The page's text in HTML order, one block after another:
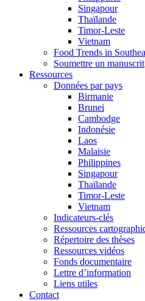
Singapour
Thaïlande
Timor-Leste
Vietnam
Food Trends in
Soumettre un manuscrit
Ressources
Données par pays
Birmanie
Brunei
Cambodge
Indonésie
Laos
Malaisie
Philippines
Singapour
Thaïlande
Timor-Leste
Vietnam
Indicateurs-clés
Ressources
Répertoire des thèses
Ressources vidéos
Fonds documentaire
Lettre d’information
Liens utiles
Contact